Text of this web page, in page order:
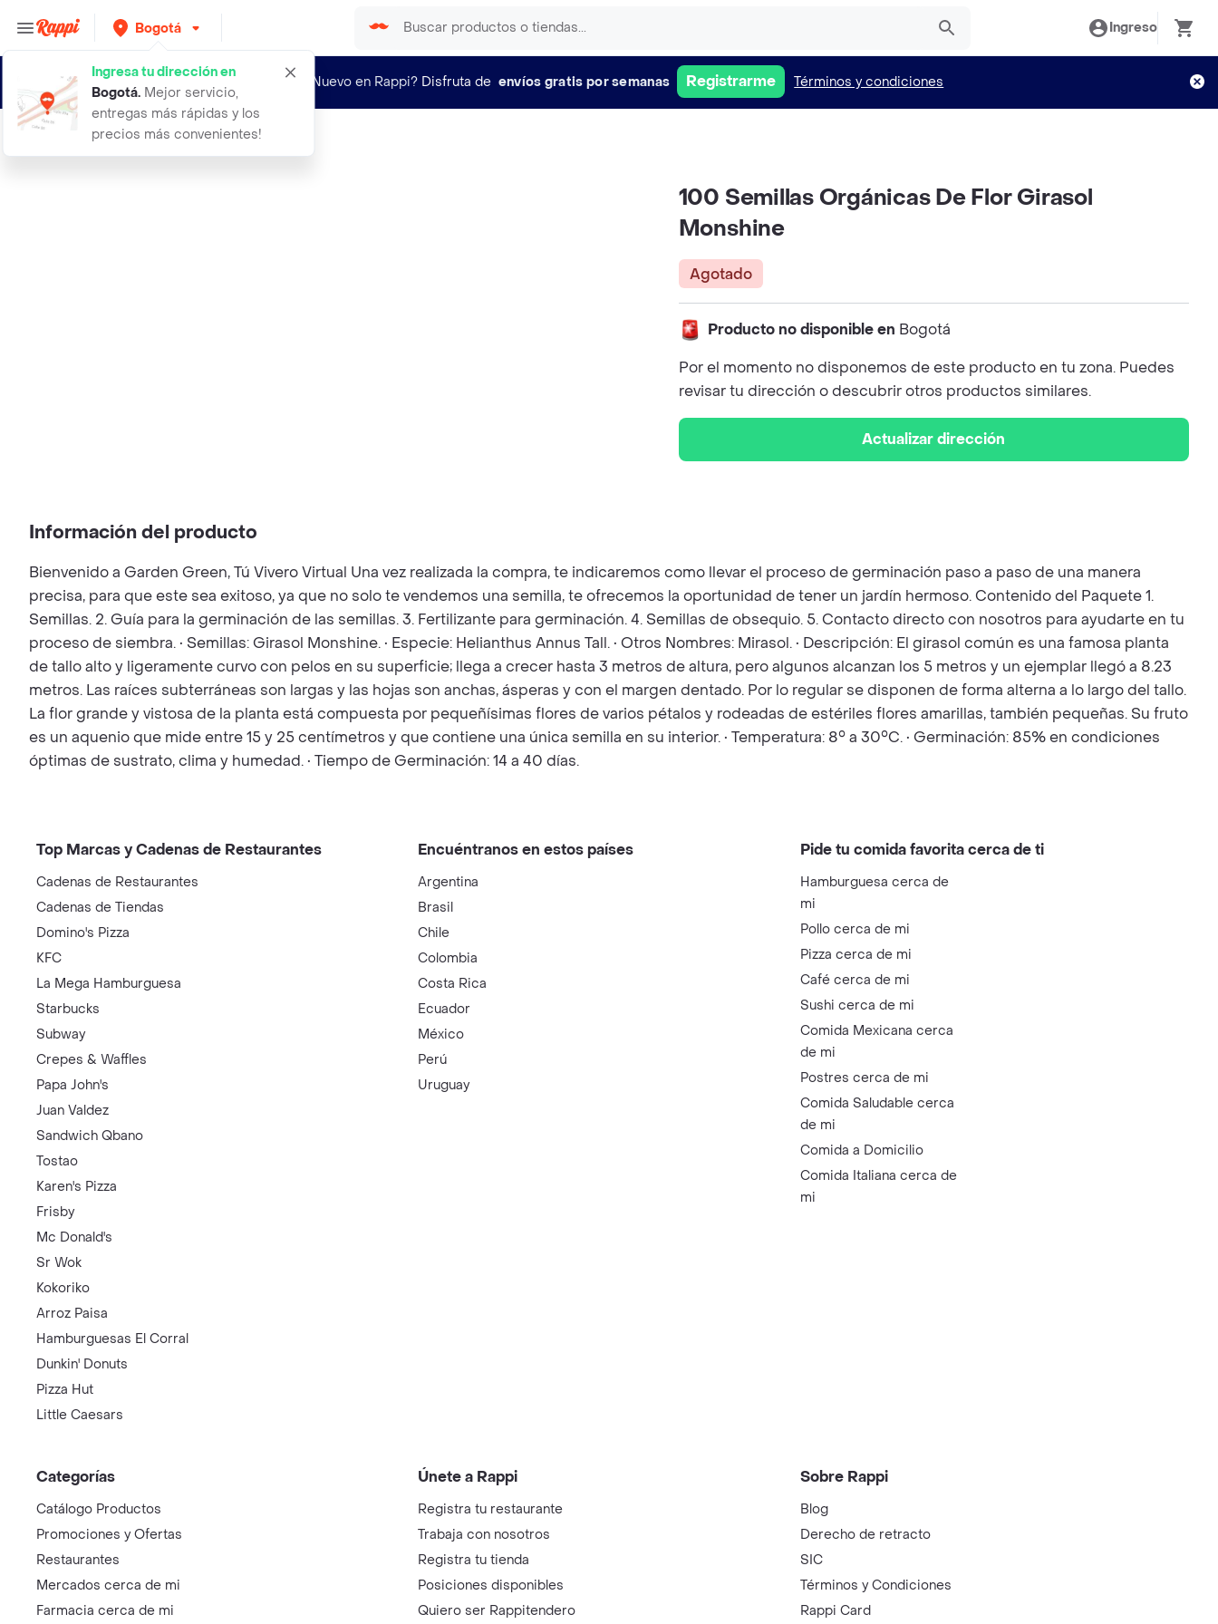
Bogotá
Ingresa tu dirección en
Bogotá. Mejor servicio,
entregas más rápidas y los
precios más convenientes!
Ingreso
¿Nuevo en Rappi? Disfruta de envíos gratis por semanas Registrarme Términos y condiciones
100 semillas organicas de flor gira
100 Semillas Orgánicas De Flor Girasol
Monshine
Agotado
Producto no disponible en Bogotá
Por el momento no disponemos de este producto en tu zona. Puedes
revisar tu dirección o descubrir otros productos similares.
Actualizar dirección
Información del producto
Bienvenido a Garden Green, Tú Vivero Virtual Una vez realizada la compra, te indicaremos como llevar el proceso de germinación paso a paso de una manera
precisa, para que este sea exitoso, ya que no solo te vendemos una semilla, te ofrecemos la oportunidad de tener un jardín hermoso. Contenido del Paquete 1.
Semillas. 2. Guía para la germinación de las semillas. 3. Fertilizante para germinación. 4. Semillas de obsequio. 5. Contacto directo con nosotros para ayudarte en tu
proceso de siembra. • Semillas: Girasol Monshine. • Especie: Helianthus Annus Tall. • Otros Nombres: Mirasol. • Descripción: El girasol común es una famosa planta
de tallo alto y ligeramente curvo con pelos en su superficie; llega a crecer hasta 3 metros de altura, pero algunos alcanzan los 5 metros y un ejemplar llegó a 8.23
metros. Las raíces subterráneas son largas y las hojas son anchas, ásperas y con el margen dentado. Por lo regular se disponen de forma alterna a lo largo del tallo.
La flor grande y vistosa de la planta está compuesta por pequeñísimas flores de varios pétalos y rodeadas de estériles flores amarillas, también pequeñas. Su fruto
es un aquenio que mide entre 15 y 25 centímetros y que contiene una única semilla en su interior. • Temperatura: 8° a 30°C. • Germinación: 85% en condiciones
óptimas de sustrato, clima y humedad. • Tiempo de Germinación: 14 a 40 días.
Top Marcas y Cadenas de Restaurantes
Cadenas de Restaurantes
Cadenas de Tiendas
Domino's Pizza
KFC
La Mega Hamburguesa
Starbucks
Subway
Crepes & Waffles
Papa John's
Juan Valdez
Sandwich Qbano
Tostao
Karen's Pizza
Frisby
Mc Donald's
Sr Wok
Kokoriko
Arroz Paisa
Hamburguesas El Corral
Dunkin' Donuts
Pizza Hut
Little Caesars
Encuéntranos en estos países
Argentina
Brasil
Chile
Colombia
Costa Rica
Ecuador
México
Perú
Uruguay
Pide tu comida favorita cerca de ti
Hamburguesa cerca de
mi
Pollo cerca de mi
Pizza cerca de mi
Café cerca de mi
Sushi cerca de mi
Comida Mexicana cerca
de mi
Postres cerca de mi
Comida Saludable cerca
de mi
Comida a Domicilio
Comida Italiana cerca de
mi
Categorías
Catálogo Productos
Promociones y Ofertas
Restaurantes
Mercados cerca de mi
Farmacia cerca de mi
Únete a Rappi
Registra tu restaurante
Trabaja con nosotros
Registra tu tienda
Posiciones disponibles
Quiero ser Rappitendero
Sobre Rappi
Blog
Derecho de retracto
SIC
Términos y Condiciones
Rappi Card